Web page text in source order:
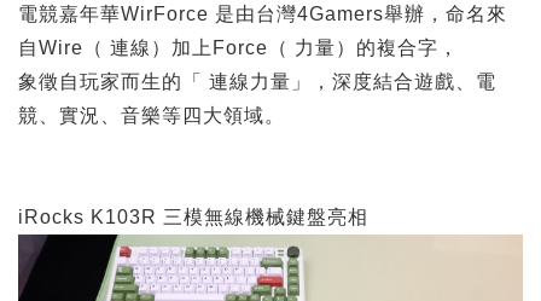
電競嘉年華WirForce 是由台灣4Gamers舉辦，命名來
自Wire（ 連線）加上Force（ 力量）的複合字，
象徵自玩家而生的「 連線力量」，深度結合遊戲、電
競、實況、音樂等四大領域。
iRocks K103R 三模無線機械鍵盤亮相